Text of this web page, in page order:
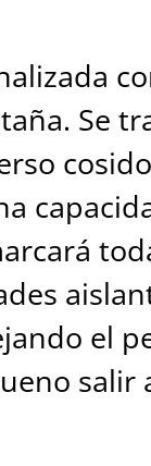
Se
el
salir